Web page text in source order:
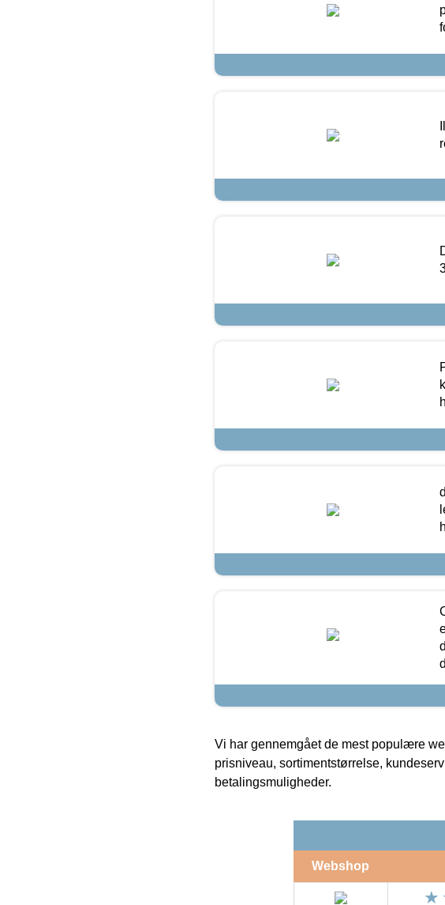
Vi har gennemgået de mest populære
prisniveau, sortimentstørrelse,
betalingsmuligheder.
Webshop